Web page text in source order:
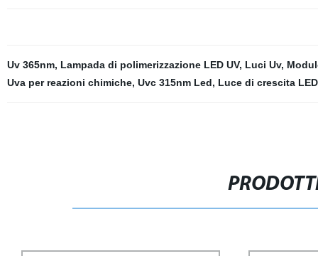
Uv 365nm, Lampada di polimerizzazione LED UV, Luci Uv,
Uva per reazioni chimiche, Uvc 315nm Led, Luce di crescita LED